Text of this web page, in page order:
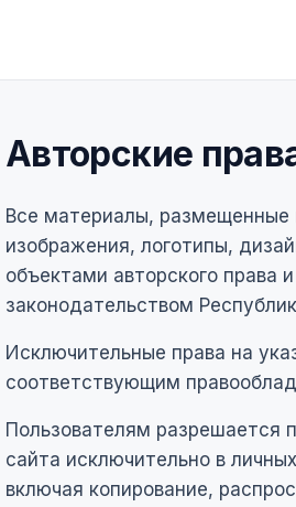
Авторские
Все материалы, размещенные
изображения, логотипы,
объектами авторского
законодательством
Исключительные права на
соответствующим
Пользователям разрешается
сайта исключительно в
включая копирование,